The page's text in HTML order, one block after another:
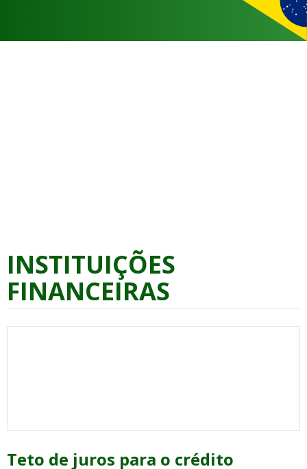
INSTITUIÇÕES
FINANCEIRAS
Teto de juros para o crédito